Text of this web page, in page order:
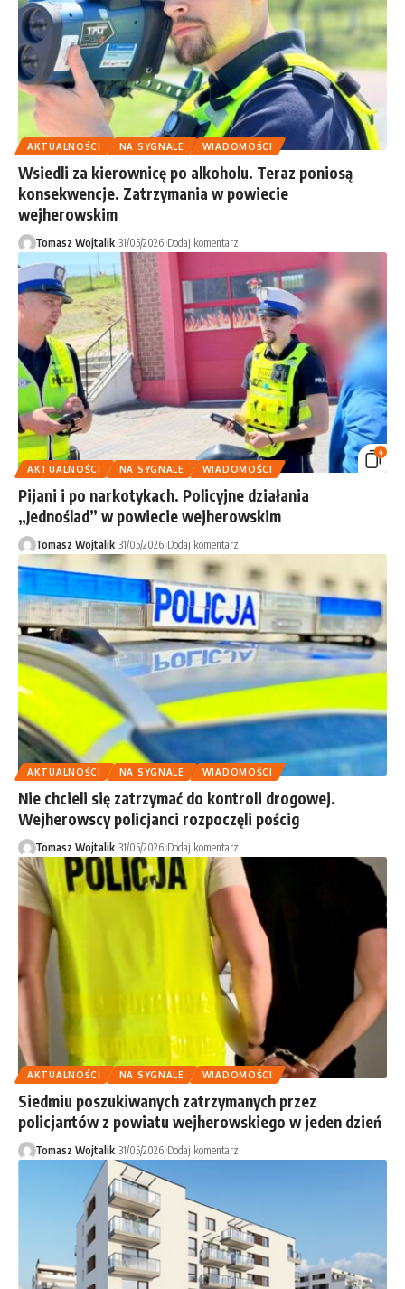
AKTUALNOŚCI NA SYGNALE WIADOMOŚCI
Wsiedli za kierownicę po alkoholu. Teraz poniosą
konsekwencje. Zatrzymania w powiecie
wejherowskim
Tomasz Wojtalik 31/05/2026 Dodaj komentarz
4
AKTUALNOŚCI
NA SYGNALE WIADOMOŚCI
Pijani i po narkotykach. Policyjne działania
„Jednoślad” w powiecie wejherowskim
Tomasz Wojtalik 31/05/2026 Dodaj komentarz
AKTUALNOŚCI NA SYGNALE WIADOMOŚCI
Nie chcieli się zatrzymać do kontroli drogowej.
Wejherowscy policjanci rozpoczęli pościg
Tomasz Wojtalik 31/05/2026 Dodaj komentarz
AKTUALNOŚCI NA SYGNALE WIADOMOŚCI
Siedmiu poszukiwanych zatrzymanych przez
policjantów z powiatu wejherowskiego w jeden dzień
Tomasz Wojtalik 31/05/2026 Dodaj komentarz